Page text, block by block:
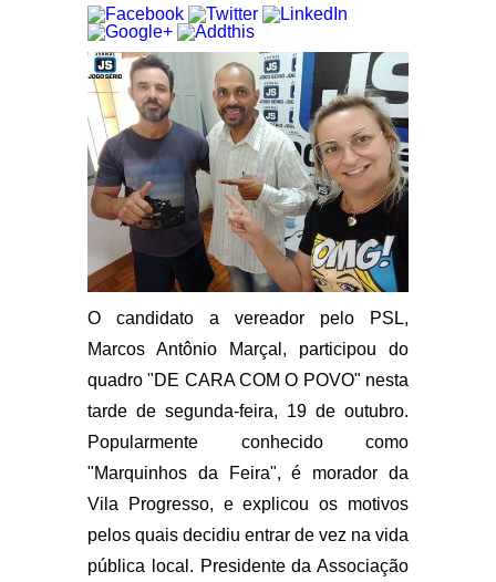
O candidato a vereador pelo PSL,
Marcos Antônio Marçal, participou do
quadro "DE CARA COM O POVO" nesta
tarde de segunda-feira, 19 de outubro.
Popularmente conhecido como
"Marquinhos da Feira", é morador da
Vila Progresso, e explicou os motivos
pelos quais decidiu entrar de vez na vida
pública local. Presidente da Associação